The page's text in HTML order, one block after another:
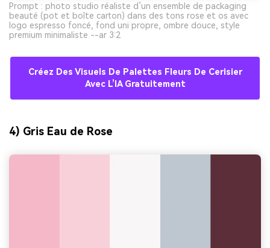
Prompt : photo studio réaliste d’un ensemble de packaging
beauté (pot et boîte carton) dans des tons rose et os avec
logo espresso foncé, fond uni propre, ombre douce, style
premium minimaliste --ar 3:2
Créez Des Visuels De Palettes Fleurs De Cerisier
Avec L’IA Gratuitement
4) Gris Eau de Rose